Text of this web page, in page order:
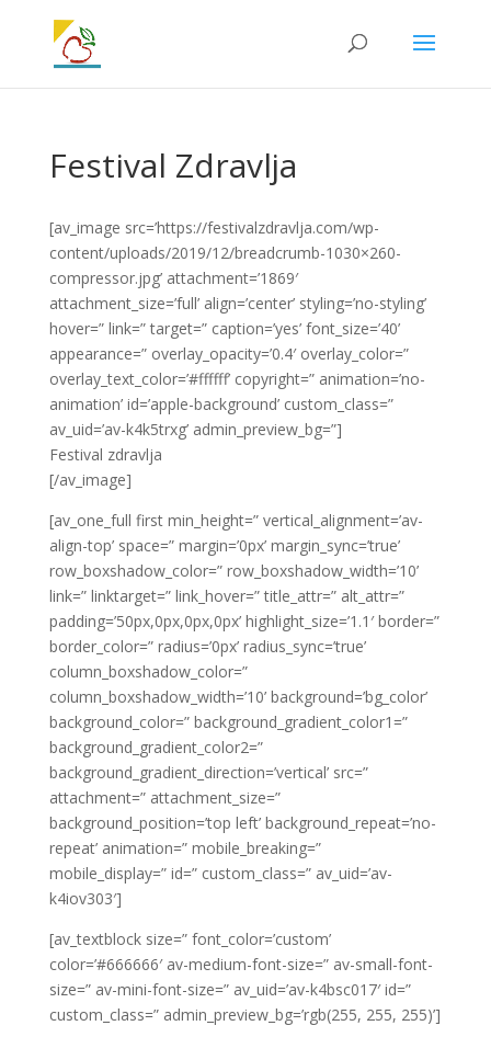
Festival Zdravlja
[av_image src=’https://festivalzdravlja.com/wp-
content/uploads/2019/12/breadcrumb-1030×260-
compressor.jpg’ attachment=’1869′
attachment_size=’full’ align=’center’ styling=’no-styling’
hover=” link=” target=” caption=’yes’ font_size=’40’
appearance=” overlay_opacity=’0.4′ overlay_color=”
overlay_text_color=’#ffffff’ copyright=” animation=’no-
animation’ id=’apple-background’ custom_class=”
av_uid=’av-k4k5trxg’ admin_preview_bg=”]
Festival zdravlja
[/av_image]
[av_one_full first min_height=” vertical_alignment=’av-
align-top’ space=” margin=’0px’ margin_sync=’true’
row_boxshadow_color=” row_boxshadow_width=’10’
link=” linktarget=” link_hover=” title_attr=” alt_attr=”
padding=’50px,0px,0px,0px’ highlight_size=’1.1′ border=”
border_color=” radius=’0px’ radius_sync=’true’
column_boxshadow_color=”
column_boxshadow_width=’10’ background=’bg_color’
background_color=” background_gradient_color1=”
background_gradient_color2=”
background_gradient_direction=’vertical’ src=”
attachment=” attachment_size=”
background_position=’top left’ background_repeat=’no-
repeat’ animation=” mobile_breaking=”
mobile_display=” id=” custom_class=” av_uid=’av-
k4iov303′]
[av_textblock size=” font_color=’custom’
color=’#666666′ av-medium-font-size=” av-small-font-
size=” av-mini-font-size=” av_uid=’av-k4bsc017′ id=”
custom_class=” admin_preview_bg=’rgb(255, 255, 255)’]